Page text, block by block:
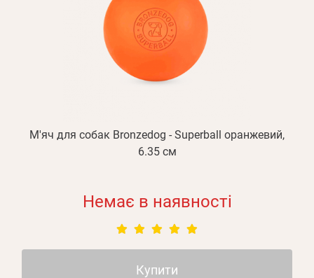
М'яч для собак Bronzedog - Superball оранжевий,
6.35 см
Немає в наявності
Купити